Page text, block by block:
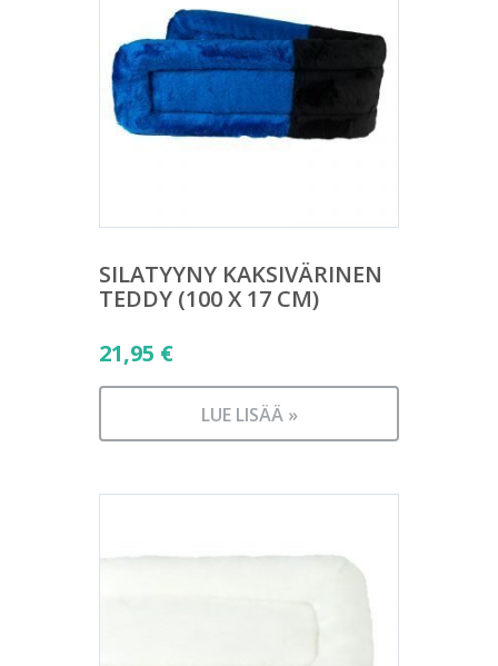
SILATYYNY KAKSIVÄRINEN
TEDDY (100 X 17 CM)
21,95 €
LUE LISÄÄ »